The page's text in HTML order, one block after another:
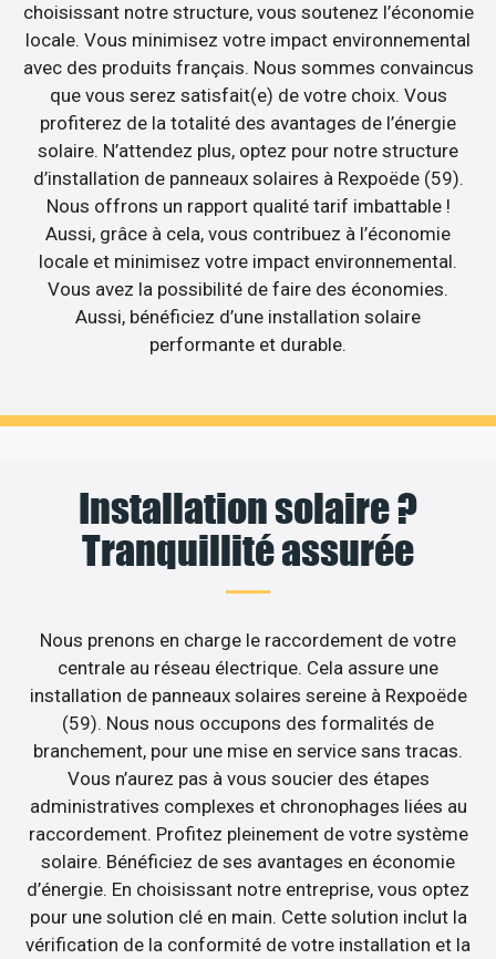
choisissant notre structure, vous soutenez l’économie
locale. Vous minimisez votre impact environnemental
avec des produits français. Nous sommes convaincus
que vous serez satisfait(e) de votre choix. Vous
profiterez de la totalité des avantages de l’énergie
solaire. N’attendez plus, optez pour notre structure
d’installation de panneaux solaires à Rexpoëde (59).
Nous offrons un rapport qualité tarif imbattable !
Aussi, grâce à cela, vous contribuez à l’économie
locale et minimisez votre impact environnemental.
Vous avez la possibilité de faire des économies.
Aussi, bénéficiez d’une installation solaire
performante et durable.
Installation solaire ?
Tranquillité assurée
Nous prenons en charge le raccordement de votre
centrale au réseau électrique. Cela assure une
installation de panneaux solaires sereine à Rexpoëde
(59). Nous nous occupons des formalités de
branchement, pour une mise en service sans tracas.
Vous n’aurez pas à vous soucier des étapes
administratives complexes et chronophages liées au
raccordement. Profitez pleinement de votre système
solaire. Bénéficiez de ses avantages en économie
d’énergie. En choisissant notre entreprise, vous optez
pour une solution clé en main. Cette solution inclut la
vérification de la conformité de votre installation et la